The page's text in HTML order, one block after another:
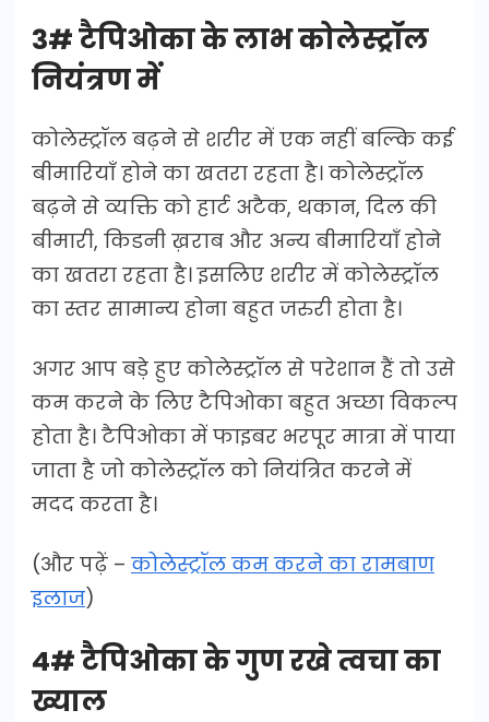
3# टैपिओका के लाभ कोलेस्ट्रॉल
नियंत्रण में
कोलेस्ट्रॉल बढ़ने से शरीर में एक नहीं बल्कि कई
बीमारियाँ होने का खतरा रहता है। कोलेस्ट्रॉल
बढ़ने से व्यक्ति को हार्ट अटैक, थकान, दिल की
बीमारी, किडनी ख़राब और अन्य बीमारियाँ होने
का खतरा रहता है। इसलिए शरीर में कोलेस्ट्रॉल
का स्तर सामान्य होना बहुत जरुरी होता है।
अगर आप बड़े हुए कोलेस्ट्रॉल से परेशान हैं तो उसे
कम करने के लिए टैपिओका बहुत अच्छा विकल्प
होता है। टैपिओका में फाइबर भरपूर मात्रा में पाया
जाता है जो कोलेस्ट्रॉल को नियंत्रित करने में
मदद करता है।
(और पढ़ें – कोलेस्ट्रॉल कम करने का रामबाण
इलाज)
4# टैपिओका के गुण रखे त्वचा का
ख्याल